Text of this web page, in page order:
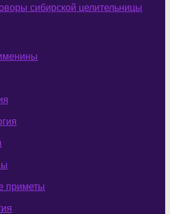
сибирской целительницы
приметы